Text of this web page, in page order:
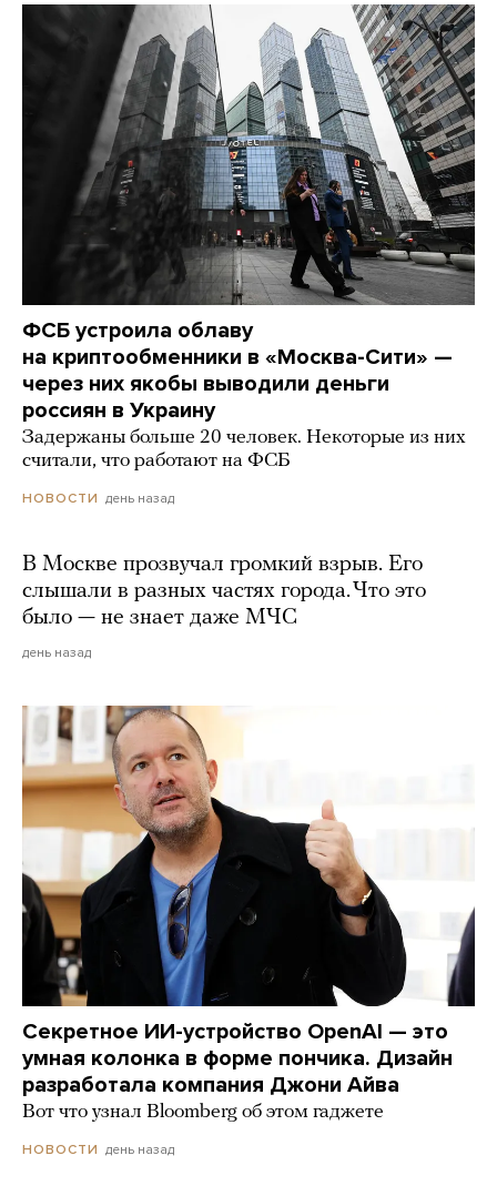
ФСБ устроила облаву
на криптообменники в «Москва-Сити» —
через них якобы выводили деньги
россиян в Украину
Задержаны больше 20 человек. Некоторые из них
считали, что работают на ФСБ
НОВОСТИ день назад
В Москве прозвучал громкий взрыв. Его
слышали в разных частях города. Что это
было — не знает даже МЧС
день назад
Секретное ИИ-устройство OpenAI — это
умная колонка в форме пончика. Дизайн
разработала компания Джони Айва
Вот что узнал Bloomberg об этом гаджете
НОВОСТИ день назад